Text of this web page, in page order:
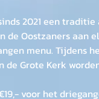
2021 een
de Oostzaners aan
menu. Tijdens
de Grote Kerk
voor het